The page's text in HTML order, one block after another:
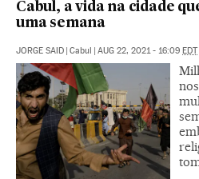
Cabul, a vida na cidade
uma semana
JORGE SAID Cabul AUG 22, 2021 - 16:09 EDT